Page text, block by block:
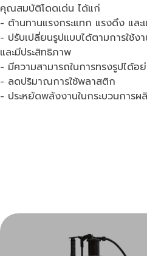
คุณสมบัติโดดเด่น ได้แก่
- ต้านทานแรงกระแทก แรงดึง แล
- ปรับเปลี่ยนรูปแบบได้ตามการใช้ง
และมีประสิทธิภาพ
- มีความสามารถในการทรงรูปได้อ
- ลดปริมาณการใช้พลาสติก
- ประหยัดพลังงานในกระบวนการผ